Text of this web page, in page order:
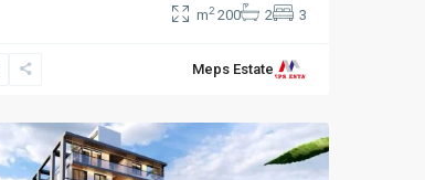
3
2
200 m
2
Meps EstateKarakum,